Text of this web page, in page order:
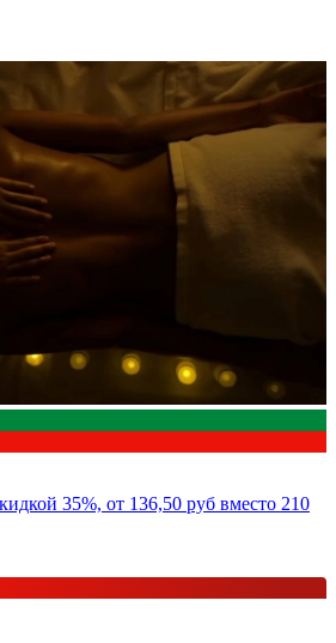
35%, от 136,50 руб вместо 210